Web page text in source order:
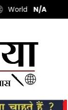
World N/A